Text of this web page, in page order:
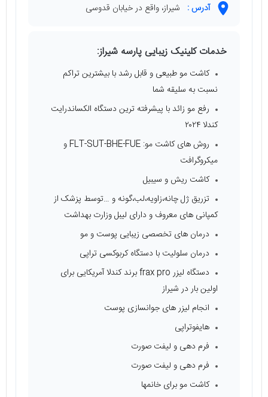
آدرس : شیراز، واقع در خیابان قدوسی
خدمات کلینیک زیبایی پارسه شیراز:
کاشت مو طبیعی و قابل رشد با بیشترین تراکم
نسبت به سلیقه شما
رفع مو زائد با پیشرفته ترین دستگاه الکساندرایت
کندلا ۲۰۲۴
روش های کاشت مو: FLT-SUT-BHE-FUE و
میکروگرافت
کاشت ریش و سیبیل
تزریق ژل چانه،زاویه،لب،گونه و …توسط پزشک از
کمپانی های معروف و دارای لیبل وزارت بهداشت
درمان های تخصصی زیبایی پوست و مو
درمان سلولیت با دستگاه کربوکسی تراپی
دستگاه لیزر frax pro برند کندلا آمریکایی برای
اولین بار در شیراز
انجام لیزر های جوانسازی پوست
هایفوتراپی
فرم دهی و لیفت صورت
فرم دهی و لیفت صورت
کاشت مو برای خانمها